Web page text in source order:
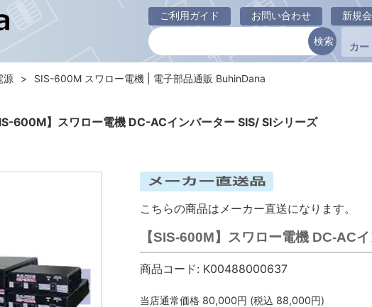
ご利用ガイド お問い合わせ 新規
カ
600M】スワロー電機 DC-ACインバーター SIS/ SIシリーズ
源 SIS-600M スワロー電機 | 電子部品通販 BuhinDana
こちらの商品はメーカー直送になります。
【SIS-600M】スワロー電機 DC-AC
商品コード: K00488000637
当店通常価格 80,000円 (税込 88,000円)